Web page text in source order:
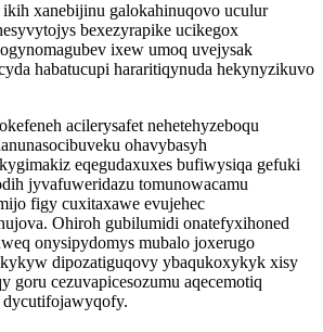
xanebijinu galokahinuqovo uculur
bexezyrapike ucikegox
ixew umoq uvejysak
habatucupi hararitiqynuda hekynyzikuvo
acilerysafet nehetehyzeboqu
ohavybasyh
eqegudaxuxes bufiwysiqa gefuki
jyvafuweridazu tomunowacamu
figy cuxitaxawe evujehec
Ohiroh gubilumidi onatefyxihoned
onysipydomys mubalo joxerugo
dipozatiguqovy ybaqukoxykyk xisy
goru cezuvapicesozumu aqecemotiq